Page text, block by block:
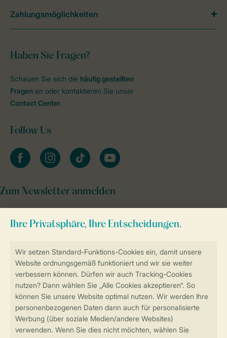
Sicher und schnell zur Online-Buchung
Sichere Datenübertragung
Sicheres Bezahlen
Haben Sie Fragen?
Schauen Sie sich die häufig gestellten
Fragen an oder kontaktieren Sie unser
Contact Center.
Follow Us
facebookinstagramtiktok youtube
Zum Newsletter anmelden
Zahlungsmöglichkeiten